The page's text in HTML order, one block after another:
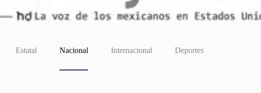
Estatal Nacional Internacional Deportes